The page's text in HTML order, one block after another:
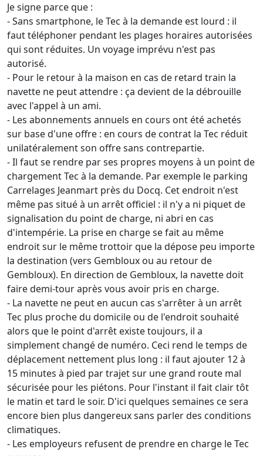
Je signe parce que :
- Sans smartphone, le Tec à la demande est lourd : il
faut téléphoner pendant les plages horaires autorisées
qui sont réduites. Un voyage imprévu n'est pas
autorisé.
- Pour le retour à la maison en cas de retard train la
navette ne peut attendre : ça devient de la débrouille
avec l'appel à un ami.
- Les abonnements annuels en cours ont été achetés
sur base d'une offre : en cours de contrat la Tec réduit
unilatéralement son offre sans contrepartie.
- Il faut se rendre par ses propres moyens à un point de
chargement Tec à la demande. Par exemple le parking
Carrelages Jeanmart près du Docq. Cet endroit n'est
même pas situé à un arrêt officiel : il n'y a ni piquet de
signalisation du point de charge, ni abri en cas
d'intempérie. La prise en charge se fait au même
endroit sur le même trottoir que la dépose peu importe
la destination (vers Gembloux ou au retour de
Gembloux). En direction de Gembloux, la navette doit
faire demi-tour après vous avoir pris en charge.
- La navette ne peut en aucun cas s'arrêter à un arrêt
Tec plus proche du domicile ou de l'endroit souhaité
alors que le point d'arrêt existe toujours, il a
simplement changé de numéro. Ceci rend le temps de
déplacement nettement plus long : il faut ajouter 12 à
15 minutes à pied par trajet sur une grand route mal
sécurisée pour les piétons. Pour l'instant il fait clair tôt
le matin et tard le soir. D'ici quelques semaines ce sera
encore bien plus dangereux sans parler des conditions
climatiques.
- Les employeurs refusent de prendre en charge le Tec